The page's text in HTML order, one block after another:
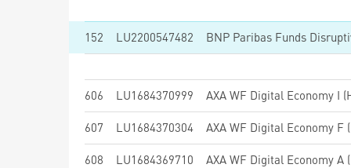
152 LU2200547482
606 LU1684370999 AXA WF Digital Economy I
607 LU1684370304 AXA WF Digital Economy F
608 LU1684369710 AXA WF Digital Economy A